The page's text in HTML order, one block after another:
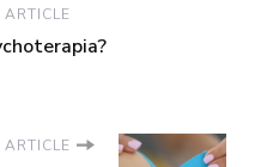
ARTICLE
ARTICLE